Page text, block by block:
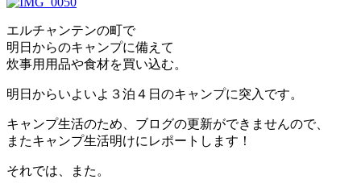
エルチャンテンの町で
明日からのキャンプに備えて
炊事用用品や食材を買い込む。
明日からいよいよ３泊４日のキャンプに突入です。
キャンプ生活のため、ブログの更新ができませんので、
またキャンプ生活明けにレポートします！
それでは、また。